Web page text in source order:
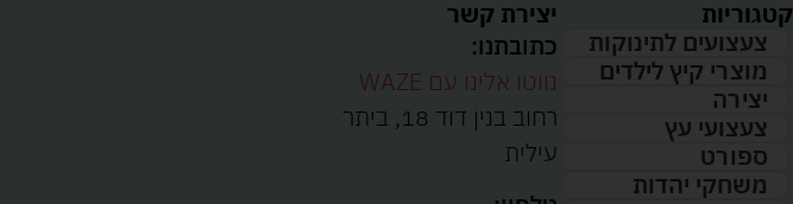
קטגוריות
צעצועים לתינוקות
מוצרי קיץ לילדים
יצירה
צעצועי עץ
ספורט
משחקי יהדות
יצירת קשר
כתובתנו:
נווטו אלינו עם WAZE
רחוב בנין דוד 18, ביתר
עילית